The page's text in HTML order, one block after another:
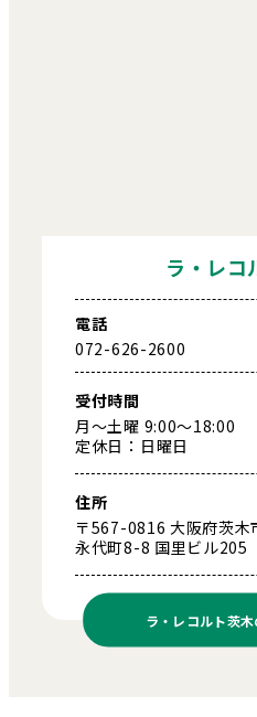
ラ・レコ
電話
072-626-2600
受付時間
月～土曜 9:00～18:00
定休日：日曜日
住所
〒567-0816 大阪府茨木
永代町8-8 国里ビル205
ラ・レコルト茨木